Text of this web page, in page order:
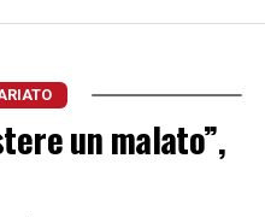
un malato”,